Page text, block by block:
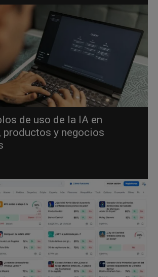
de uso de la IA en
productos y negocios